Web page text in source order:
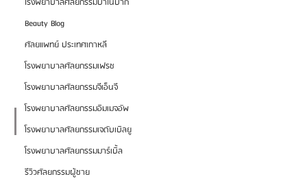
Beauty Blog
ศัลยแพทย์ ประเทศเกาหลี
โรงพยาบาลศัลยกรรมเฟรช
โรงพยาบาลศัลยกรรมจีเอ็นจี
โรงพยาบาลศัลยกรรมอิมเมจอัพ
โรงพยาบาลศัลยกรรมเจดับเบิลยู
โรงพยาบาลศัลยกรรมมาร์เบิ้ล
รีวิวศัลยกรรมผู้ชาย